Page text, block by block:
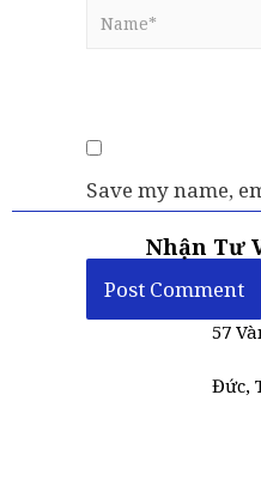
Save my name,
Nhận Tư
57
Đức,